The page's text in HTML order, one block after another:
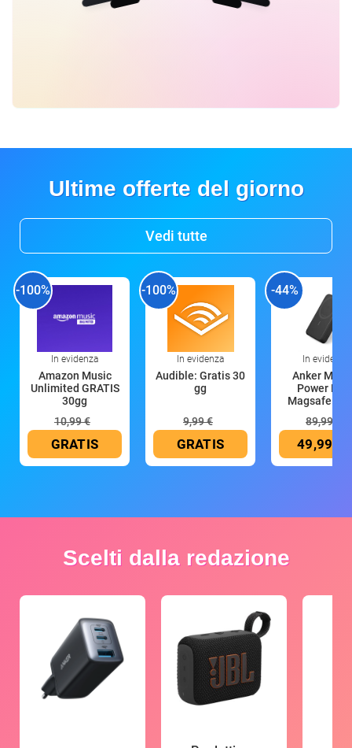
Ultime offerte del giorno
Vedi tutte
-100%
In evidenza
Amazon Music
Unlimited GRATIS
30gg
10,99 €
GRATIS
-100%
In evidenza
Audible: Gratis 30
gg
9,99 €
GRATIS
-44%
In evidenza
Anker
Power
Magsafe
89,99 €
49,99 €
Scelti dalla redazione